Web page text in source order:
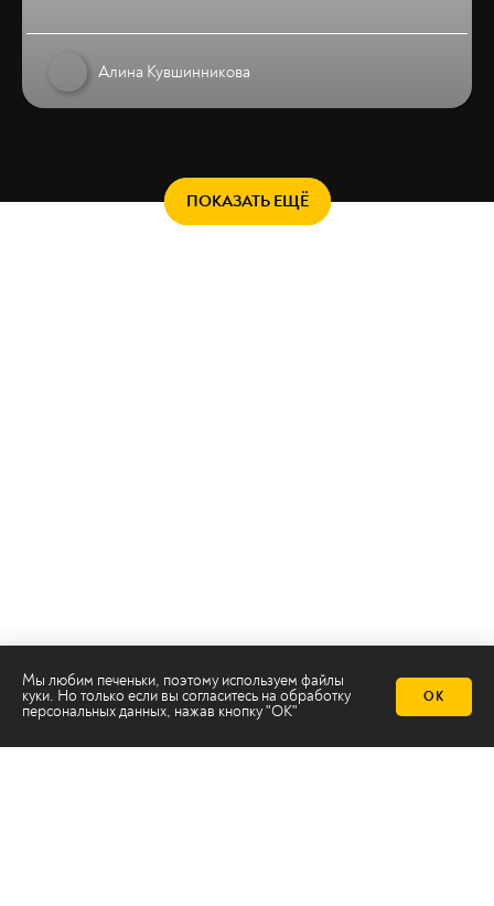
Алина Кувшинникова
ПОКАЗАТЬ ЕЩЁ
Мы любим печеньки, поэтому используем файлы
куки. Но только если вы согласитесь на обработку
персональных данных, нажав кнопку "ОК"
ОК
Телеканал 2х2
Все авторы